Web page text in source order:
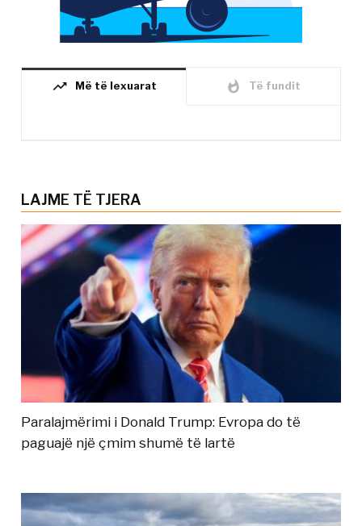
trending_up Më të lexuarat whatshot Të fundit
LAJME TË TJERA
Paralajmërimi i Donald Trump: Evropa do të
paguajë një çmim shumë të lartë